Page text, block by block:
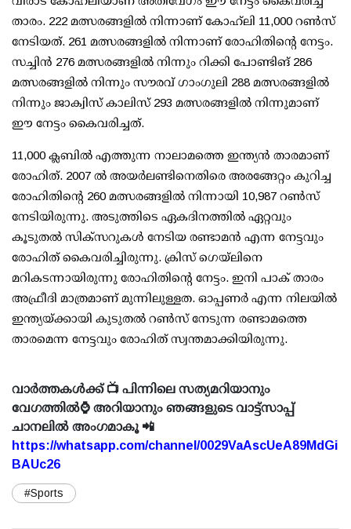
താരം. 222 മത്സരങ്ങളില്‍ നിന്നാണ് കോഹ്‌ലി 11,000 റണ്‍സ്
നേടിയത്. 261 മത്സരങ്ങളില്‍ നിന്നാണ് രോഹിതിന്റെ നേട്ടം.
സച്ചിന്‍ 276 മത്സരങ്ങളില്‍ നിന്നും റിക്കി പോണ്ടിങ് 286
മത്സരങ്ങളില്‍ നിന്നും സൗരവ് ഗാംഗുലി 288 മത്സരങ്ങളില്‍
നിന്നും ജാക്വിസ് കാലിസ് 293 മത്സരങ്ങളില്‍ നിന്നുമാണ്
ഈ നേട്ടം കൈവരിച്ചത്.
11,000 ക്ലബില്‍ എത്തുന്ന നാലാമത്തെ ഇന്ത്യന്‍ താരമാണ്
രോഹിത്. 2007 ല്‍ അയര്‍ലണ്ടിനെതിരെ അരങ്ങേറ്റം കുറിച്ച
രോഹിതിന്റെ 260 മത്സരങ്ങളില്‍ നിന്നായി 10,987 റണ്‍സ്
നേടിയിരുന്നു. അടുത്തിടെ ഏകദിനത്തില്‍ ഏറ്റവും
കൂടുതല്‍ സിക്സറുകള്‍ നേടിയ രണ്ടാമന്‍ എന്ന നേട്ടവും
രോഹിത് കൈവരിച്ചിരുന്നു. ക്രിസ് ഗെയ്ലിനെ
മറികടന്നായിരുന്നു രോഹിതിന്റെ നേട്ടം. ഇനി പാക് താരം
അഫ്രീദി മാത്രമാണ് മുന്നിലുള്ളത. ഓപ്പണര്‍ എന്ന നിലയില്‍
ഇന്ത്യയ്ക്കായി കുടുതല്‍ റണ്‍സ് നേടുന്ന രണ്ടാമത്തെ
താരമെന്ന നേട്ടവും രോഹിത് സ്വന്തമാക്കിയിരുന്നു.
വാർത്തകൾക്ക് 📺 പിന്നിലെ സത്യമറിയാനും
വേഗത്തിൽ⌚ അറിയാനും ഞങ്ങളുടെ വാട്ട്സാപ്പ്
ചാനലിൽ അംഗമാകൂ 📲
https://whatsapp.com/channel/0029VaAscUeA89MdGi
BAUc26
#Sports